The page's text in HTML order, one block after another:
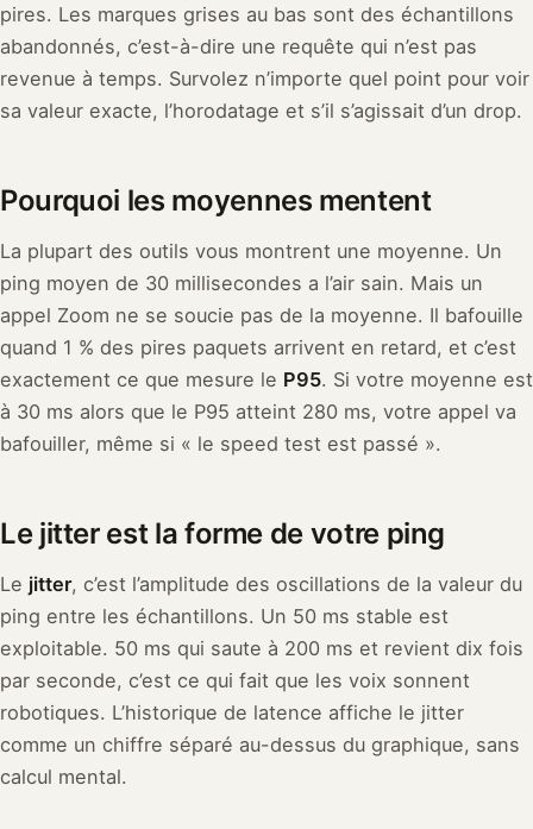
pires. Les marques grises au bas sont des échantillons
abandonnés, c’est-à-dire une requête qui n’est pas
revenue à temps. Survolez n’importe quel point pour voir
sa valeur exacte, l’horodatage et s’il s’agissait d’un drop.
Pourquoi les moyennes mentent
La plupart des outils vous montrent une moyenne. Un
ping moyen de 30 millisecondes a l’air sain. Mais un
appel Zoom ne se soucie pas de la moyenne. Il bafouille
quand 1 % des pires paquets arrivent en retard, et c’est
exactement ce que mesure le P95. Si votre moyenne est
à 30 ms alors que le P95 atteint 280 ms, votre appel va
bafouiller, même si « le speed test est passé ».
Le jitter est la forme de votre ping
Le jitter, c’est l’amplitude des oscillations de la valeur du
ping entre les échantillons. Un 50 ms stable est
exploitable. 50 ms qui saute à 200 ms et revient dix fois
par seconde, c’est ce qui fait que les voix sonnent
robotiques. L’historique de latence affiche le jitter
comme un chiffre séparé au-dessus du graphique, sans
calcul mental.